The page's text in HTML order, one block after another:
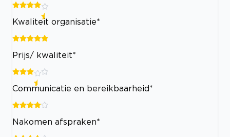
Kwaliteit organisatie*
Prijs/ kwaliteit*
Communicatie en bereikbaarheid*
Nakomen afspraken*